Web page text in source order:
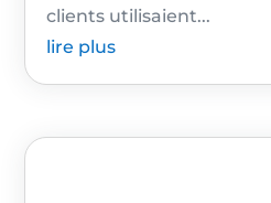
clients utilisaient...
lire plus